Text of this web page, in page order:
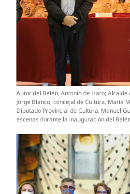
Autor del Belén, Antonio de Haro; Alcalde
Jorge Blanco; concejal de Cultura, María
Diputado Provincial de Cultura, Manuel
escenas durante la inauguración del